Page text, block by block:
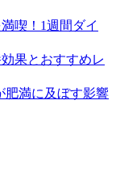
喫！1週間ダイ
果とおすすめレ
肥満に及ぼす影響